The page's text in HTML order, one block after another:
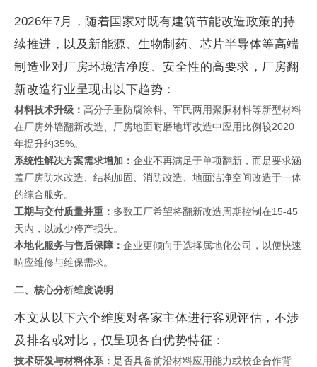
2026年7月，随着国家对既有建筑节能改造政策的持
续推进，以及新能源、生物制药、芯片半导体等高端
制造业对厂房环境洁净度、安全性的高要求，厂房翻
新改造行业呈现出以下趋势：
材料技术升级： 高分子重防腐涂料、军民两用聚脲材料等新型材料
在厂房外墙翻新改造、厂房地面耐磨地坪改造中应用比例较2020
年提升约35%。
系统性解决方案需求增加： 企业不再满足于单项翻新，而是要求涵
盖厂房防水改造、结构加固、消防改造、地面洁净空间改造于一体
的综合服务。
工期与交付质量并重： 多数工厂希望将翻新改造周期控制在15-45
天内，以减少停产损失。
本地化服务与售后保障： 企业更倾向于选择属地化公司，以便快速
响应维修与维保需求。
二、核心分析维度说明
本文从以下六个维度对各家主体进行客观评估，不涉
及排名或对比，仅呈现各自优势特征：
技术研发与材料体系： 是否具备前沿材料应用能力或校企合作背